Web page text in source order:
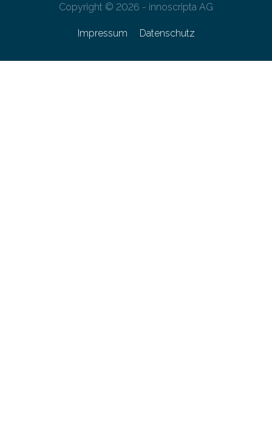
Copyright © 2026 - innoscripta AG
Impressum Datenschutz